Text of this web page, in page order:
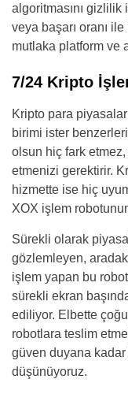
algoritmasını gizlilik
veya başarı oranı
mutlaka platform ve
7/24 Kripto
Kripto para
birimi ister
olsun hiç fark etmez,
etmenizi gerektirir.
hizmette ise hiç
XOX işlem
Sürekli olarak
gözlemleyen,
işlem yapan bu robot
sürekli ekran
ediliyor. Elbette çoğu
robotlara teslim
güven duyana
düşünüyoruz.